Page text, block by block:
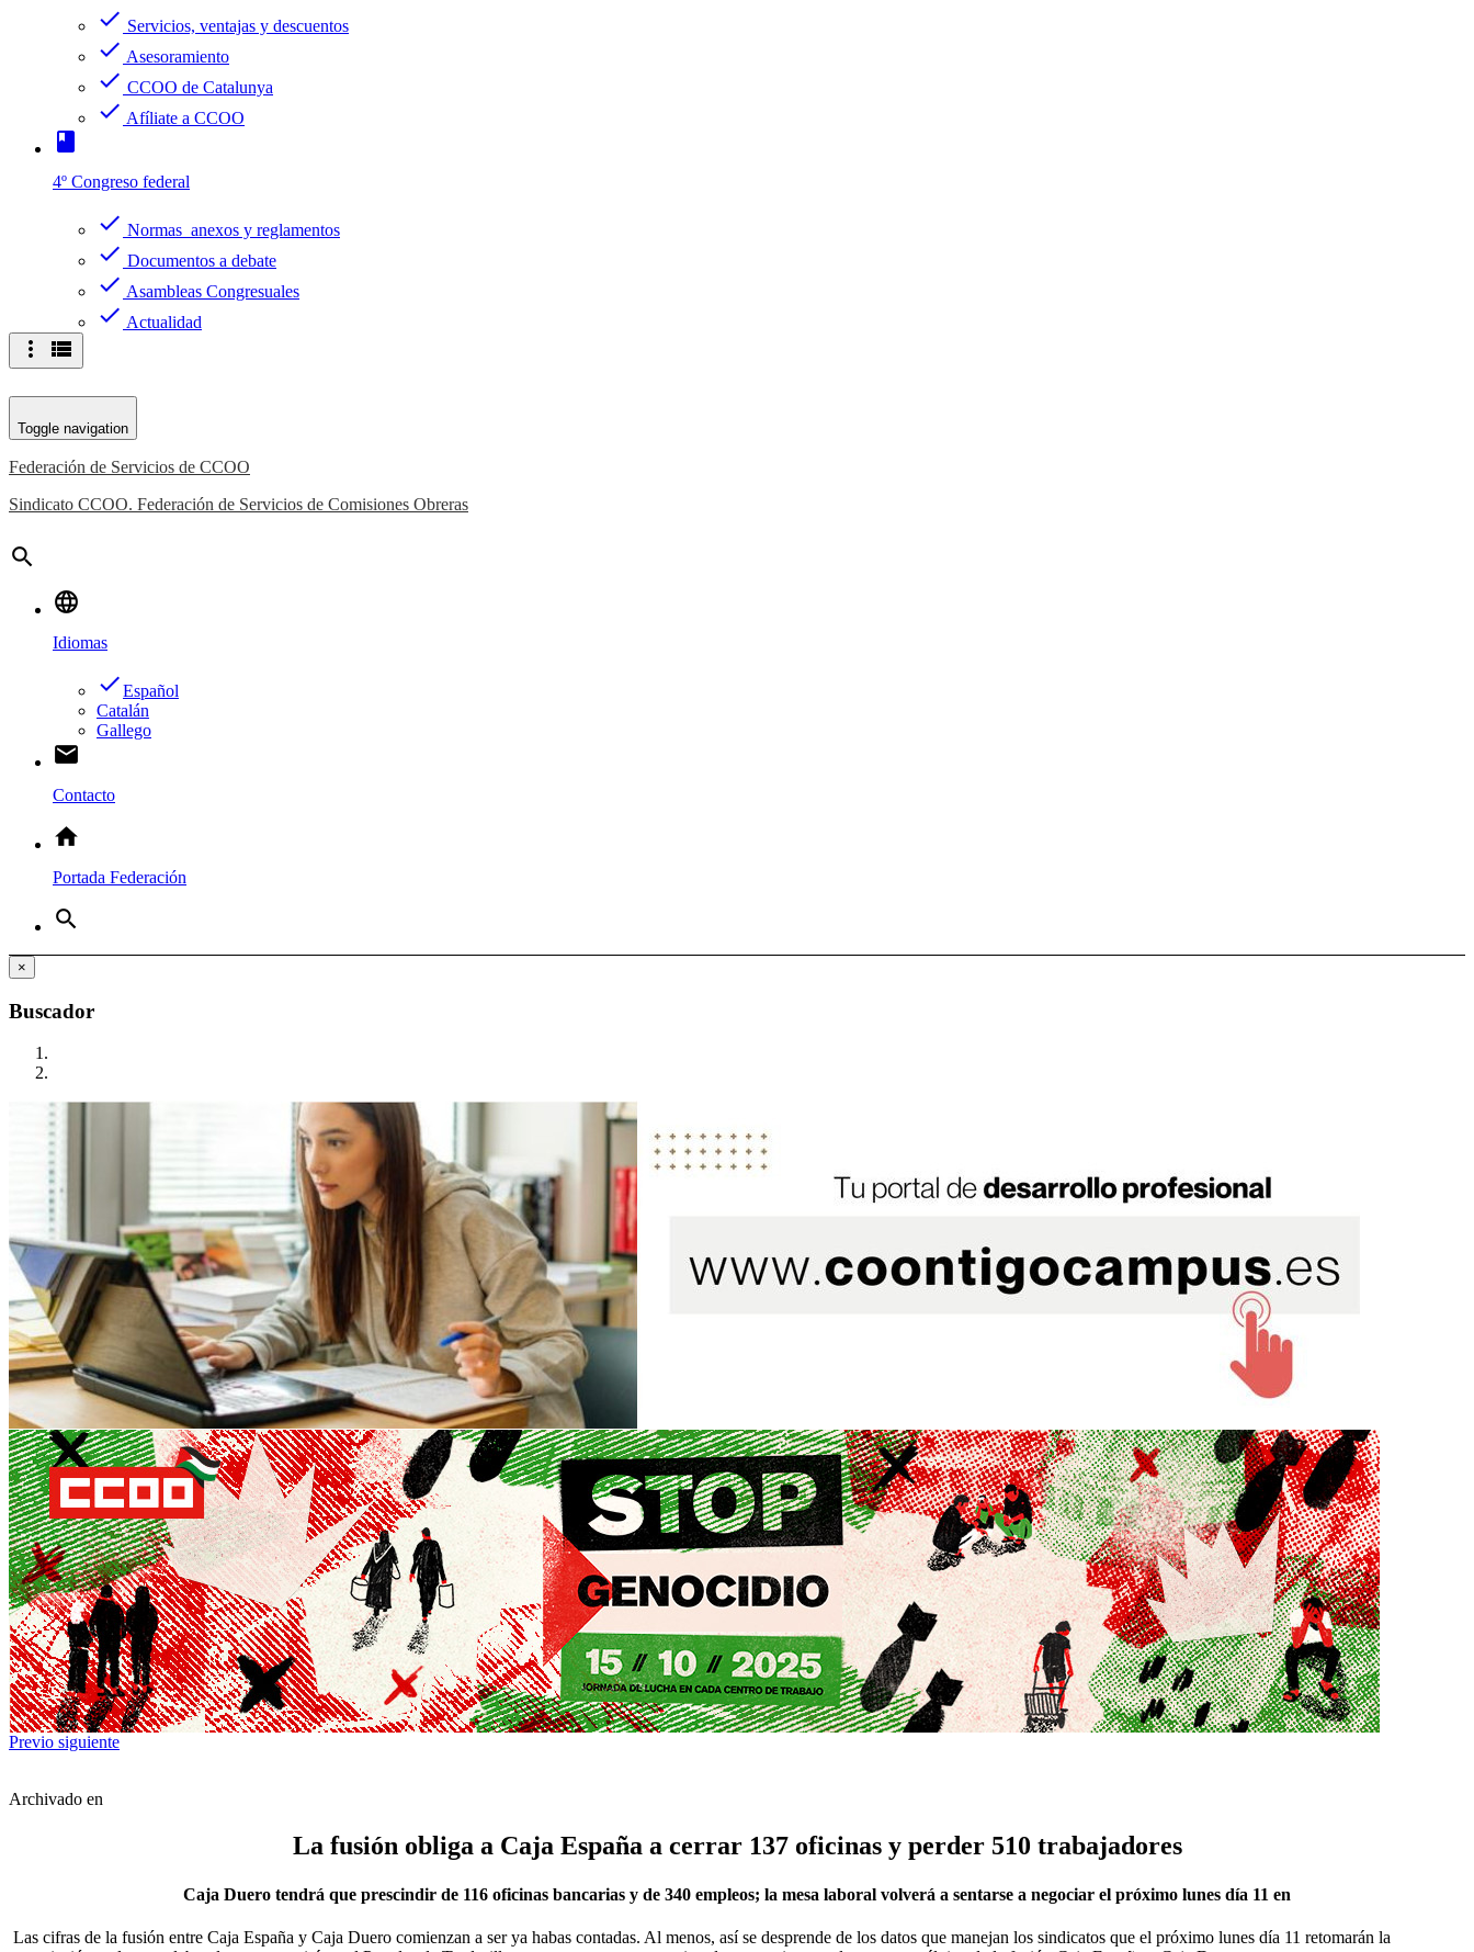
check Servicios, ventajas y descuentos
check Asesoramiento
check CCOO de Catalunya
check Afíliate a CCOO
book
4º Congreso federal
check Normas anexos y reglamentos
check Documentos a debate
check Asambleas Congresuales
check Actualidad
more_vert view_list
Toggle navigation
Federación de Servicios de CCOO
Sindicato CCOO. Federación de Servicios de Comisiones Obreras
search
language
Idiomas
doneEspañol
Catalán
Gallego
email
Contacto
home
Portada Federación
search
×
Buscador
Previo siguiente
Archivado en
La fusión obliga a Caja España a cerrar 137 oficinas y perder 510 trabajadores
Caja Duero tendrá que prescindir de 116 oficinas bancarias y de 340 empleos; la mesa laboral volverá a sentarse a negociar el próximo lunes día 11 en
Las cifras de la fusión entre Caja España y Caja Duero comienzan a ser ya habas contadas. Al menos, así se desprende de los datos que manejan los sindicatos que el próximo lunes día 11 retomarán la